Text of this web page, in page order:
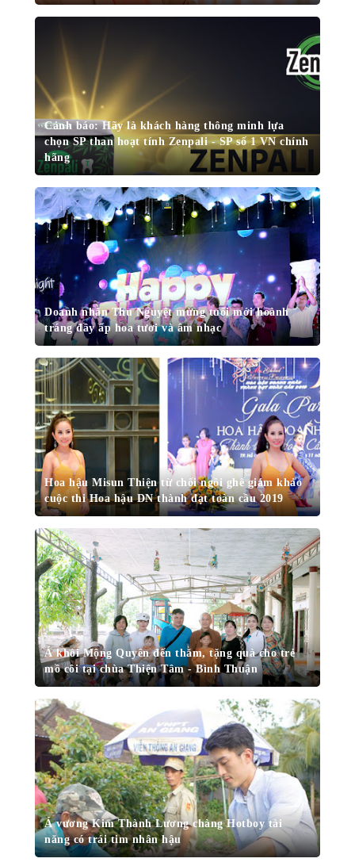
Cảnh báo: Hãy là khách hàng thông minh lựa
chọn SP than hoạt tính Zenpali - SP số 1 VN chính
hãng
Doanh nhân Thu Nguyệt mừng tuổi mới hoành
tráng đầy ấp hoa tươi và âm nhạc
Hoa hậu Misun Thiện từ chối ngồi ghế giám khảo
cuộc thi Hoa hậu DN thành đạt toàn cầu 2019
Á khôi Mộng Quyên đến thăm, tặng quà cho trẻ
mồ côi tại chùa Thiện Tâm - Bình Thuận
Á vương Kim Thành Lương chàng Hotboy tài
năng có trái tim nhân hậu